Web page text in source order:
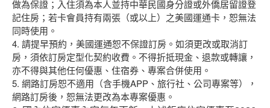
做為保證；入住須為本人並持中華民國身分證或外僑居留證登
記住房；若卡會員持有兩張（或以上）之美國運通卡，恕無法
同時使用。
4. 請提早預約，美國運通恕不保證訂房。如須更改或取消訂
房，須依訂房定型化契約收費。不得折抵現金、退款或轉讓，
亦不得與其他任何優惠、住宿券、專案合併使用。
5. 網路訂房恕不適用（含手機APP、旅行社、公司專案等），
網路訂房後，恕無法更改為本專案優惠。